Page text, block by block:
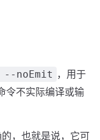
noEmit ，用于
令不实际编译或输
，也就是说，它可